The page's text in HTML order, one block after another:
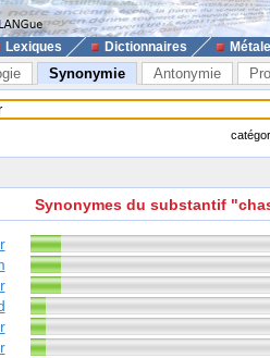
Lexiques Dictionnaires
Synonymie Antonymie
Synonymes du substantif